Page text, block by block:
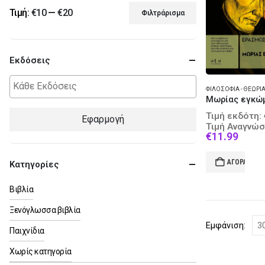
ΦΙΛΟΣΟΦΊΑ - ΘΕΩΡΊΑ
Μωρίας
Τιμή εκδότη:
Τιμή
€11.99
is:
ΑΓΟΡΆ
Εμφάνιση:
Ελάχιστη
τιμή
Μέγιστη
τιμή
Φιλτράρισμα
Τιμή: €10—€20
Εκδόσεις
Εφαρμογή
Κατηγορίες
Βιβλία
Ξενόγλωσσα βιβλία
Παιχνίδια
Χωρίς κατηγορία